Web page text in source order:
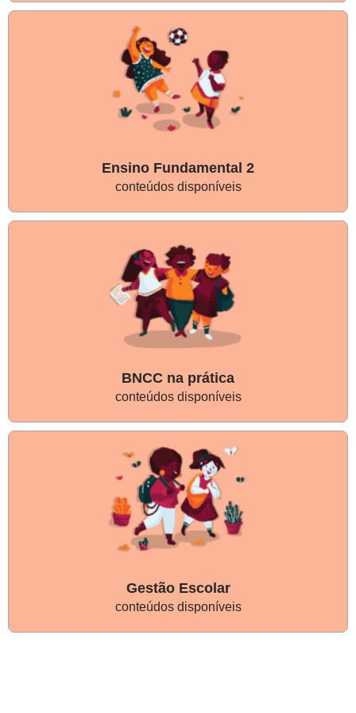
Ensino Fundamental 2
conteúdos disponíveis
BNCC na prática
conteúdos disponíveis
Gestão Escolar
conteúdos disponíveis